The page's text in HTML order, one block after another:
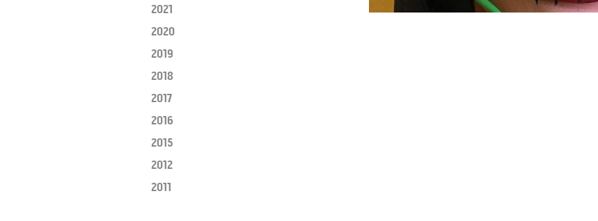
2021
2020
2019
2018
2017
2016
2015
2012
2011